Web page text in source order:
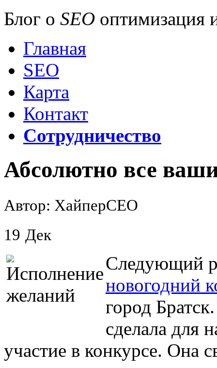
Блог о SEO оптимизация
Главная
SEO
Карта
Контакт
Сотрудничество
Абсолютно все
Автор: ХайперСЕО
19 Дек
Следующий
новогодний
город
сделала для
участие в конкурсе. Она